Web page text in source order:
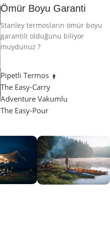
Ömür Boyu Garanti
Stanley termosların ömür boyu
garantili olduğunu biliyor
muydunuz ?
Pipetli Termos
The Easy-Carry
Adventure Vakumlu
The Easy-Pour